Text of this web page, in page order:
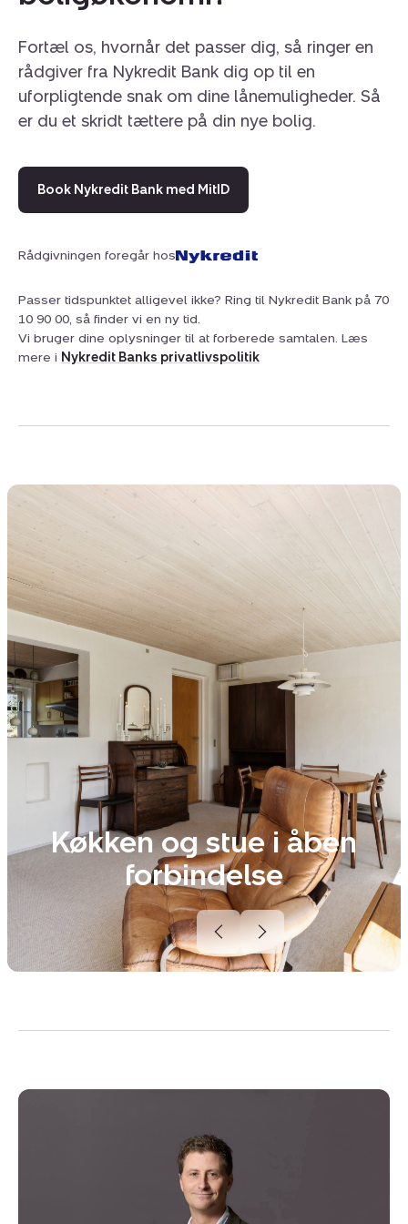
Et hus, som både det unge og modne par såvel som
den lille børnefamilie vil elske at bo i.
Fortæl os, hvornår det passer dig, så ringer en
rådgiver fra Nykredit Bank dig op til en
uforpligtende snak om dine lånemuligheder. Så
er du et skridt tættere på din nye bolig.
Book Nykredit Bank med MitID
Rådgivningen foregår hos
Passer tidspunktet alligevel ikke? Ring til Nykredit Bank på 70
10 90 00, så finder vi en ny tid.
Vi bruger dine oplysninger til at forberede samtalen. Læs
mere i Nykredit Banks privatlivspolitik
Køkken og stue i åben
forbindelse